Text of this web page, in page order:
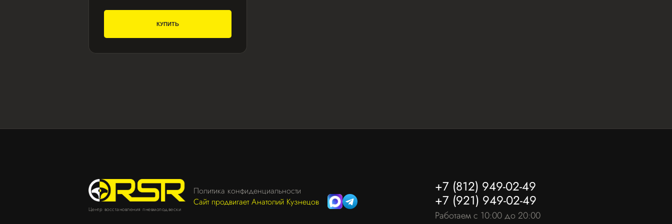
КУПИТЬ
Центр восстановления пневмоподвески
Политика конфиденциальности
Сайт продвигает Анатолий Кузнецов
+7 (812) 949-02-49
+7 (921) 949-02-49
Работаем с 10:00 до 20:00